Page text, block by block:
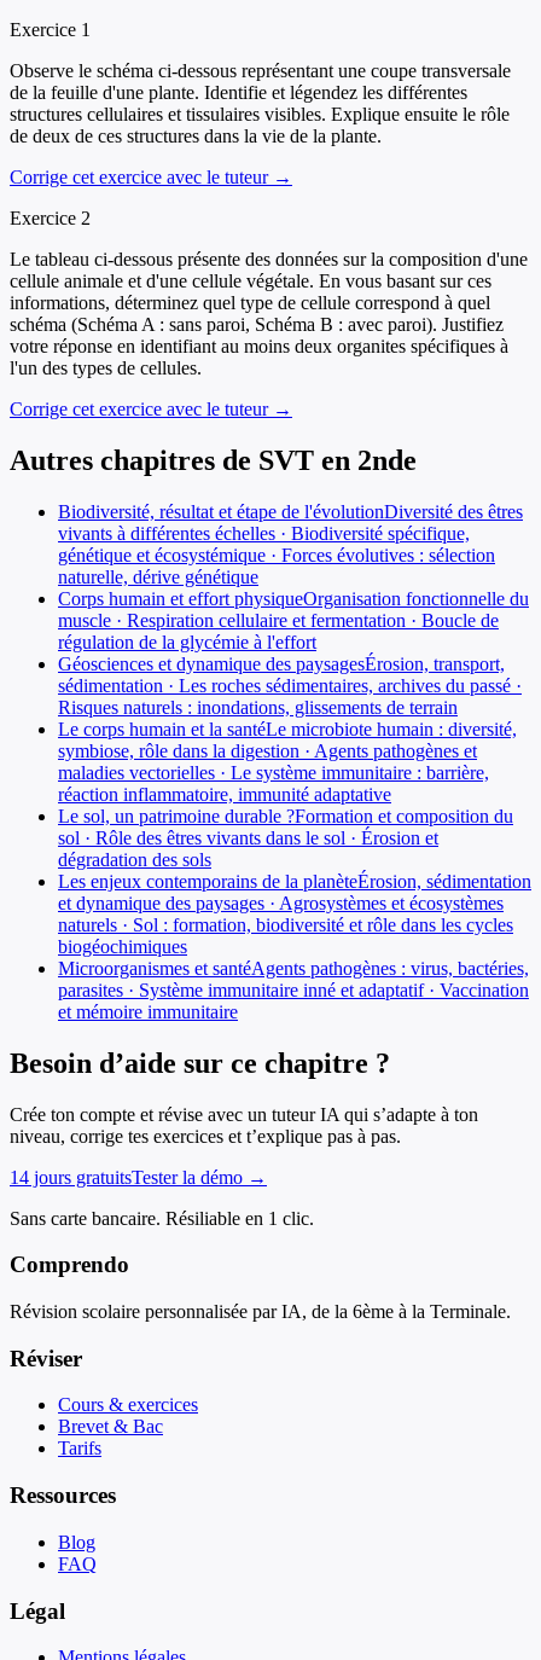
Exercice 1
Observe le schéma ci-dessous représentant une coupe transversale
de la feuille d'une plante. Identifie et légendez les différentes
structures cellulaires et tissulaires visibles. Explique ensuite le rôle
de deux de ces structures dans la vie de la plante.
Corrige cet exercice avec le tuteur →
Exercice 2
Le tableau ci-dessous présente des données sur la composition d'une
cellule animale et d'une cellule végétale. En vous basant sur ces
informations, déterminez quel type de cellule correspond à quel
schéma (Schéma A : sans paroi, Schéma B : avec paroi). Justifiez
votre réponse en identifiant au moins deux organites spécifiques à
l'un des types de cellules.
Corrige cet exercice avec le tuteur →
Autres chapitres de SVT en 2nde
Biodiversité, résultat et étape de l'évolutionDiversité des êtres
vivants à différentes échelles · Biodiversité spécifique,
génétique et écosystémique · Forces évolutives : sélection
naturelle, dérive génétique
Corps humain et effort physiqueOrganisation fonctionnelle du
muscle · Respiration cellulaire et fermentation · Boucle de
régulation de la glycémie à l'effort
Géosciences et dynamique des paysagesÉrosion, transport,
sédimentation · Les roches sédimentaires, archives du passé ·
Risques naturels : inondations, glissements de terrain
Le corps humain et la santéLe microbiote humain : diversité,
symbiose, rôle dans la digestion · Agents pathogènes et
maladies vectorielles · Le système immunitaire : barrière,
réaction inflammatoire, immunité adaptative
Le sol, un patrimoine durable ?Formation et composition du
sol · Rôle des êtres vivants dans le sol · Érosion et
dégradation des sols
Les enjeux contemporains de la planèteÉrosion, sédimentation
et dynamique des paysages · Agrosystèmes et écosystèmes
naturels · Sol : formation, biodiversité et rôle dans les cycles
biogéochimiques
Microorganismes et santéAgents pathogènes : virus, bactéries,
parasites · Système immunitaire inné et adaptatif · Vaccination
et mémoire immunitaire
Besoin d’aide sur ce chapitre ?
Crée ton compte et révise avec un tuteur IA qui s’adapte à ton
niveau, corrige tes exercices et t’explique pas à pas.
14 jours gratuitsTester la démo →
Sans carte bancaire. Résiliable en 1 clic.
Comprendo
Révision scolaire personnalisée par IA, de la 6ème à la Terminale.
Réviser
Cours & exercices
Brevet & Bac
Tarifs
Ressources
Blog
FAQ
Légal